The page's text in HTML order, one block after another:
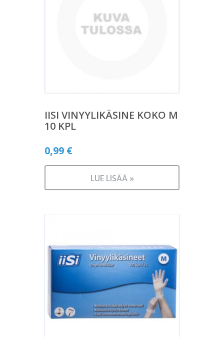
IISI VINYYLIKÄSINE KOKO M
10 KPL
0,99 €
LUE LISÄÄ »